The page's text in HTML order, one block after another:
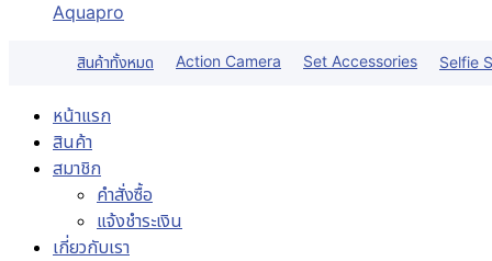
Aquapro
สินค้าทั้งหมด Action Camera Set Accessories Selfie
หน้าแรก
สินค้า
สมาชิก
คำสั่งซื้อ
แจ้งชำระเงิน
เกี่ยวกับเรา